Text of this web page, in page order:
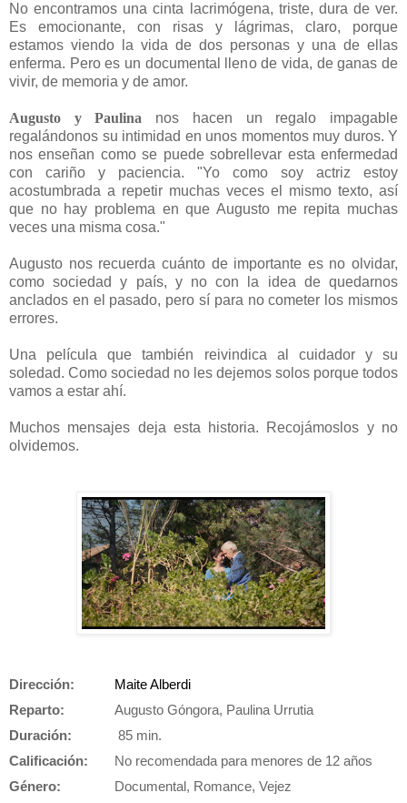
No encontramos una cinta lacrimógena, triste, dura de ver.
Es emocionante, con risas y lágrimas, claro, porque
estamos viendo la vida de dos personas y una de ellas
enferma. Pero es un documental lleno de vida, de ganas de
vivir, de memoria y de amor.
Augusto y Paulina nos hacen un regalo impagable
regalándonos su intimidad en unos momentos muy duros. Y
nos enseñan como se puede sobrellevar esta enfermedad
con cariño y paciencia. "Yo como soy actriz estoy
acostumbrada a repetir muchas veces el mismo texto, así
que no hay problema en que Augusto me repita muchas
veces una misma cosa."
Augusto nos recuerda cuánto de importante es no olvidar,
como sociedad y país, y no con la idea de quedarnos
anclados en el pasado, pero sí para no cometer los mismos
errores.
Una película que también reivindica al cuidador y su
soledad. Como sociedad no les dejemos solos porque todos
vamos a estar ahí.
Muchos mensajes deja esta historia. Recojámoslos y no
olvidemos.
Dirección:
Maite Alberdi
Reparto:
Augusto Góngora, Paulina Urrutia
Duración:
85 min.
Calificación:
No recomendada para menores de 12 años
Género:
Documental, Romance, Vejez